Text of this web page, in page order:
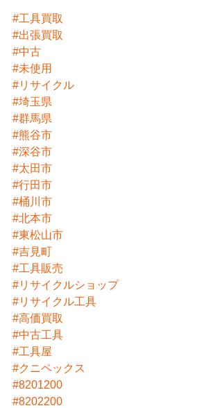
#工具買取
#出張買取
#中古
#未使用
#リサイクル
#埼玉県
#群馬県
#熊谷市
#深谷市
#太田市
#行田市
#桶川市
#北本市
#東松山市
#吉見町
#工具販売
#リサイクルショップ
#リサイクル工具
#高価買取
#中古工具
#工具屋
#クニペックス
#8201200
#8202200